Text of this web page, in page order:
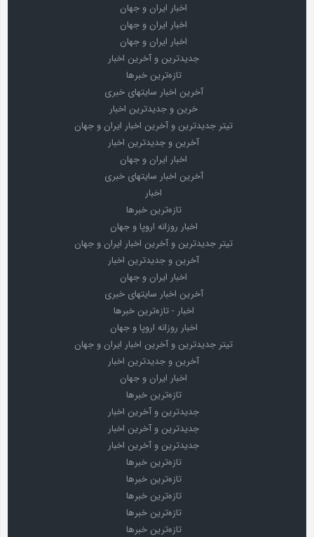
اخبار ایران و جهان
اخبار ایران و جهان
اخبار ایران و جهان
جدیدترین و آخرین اخبار
تازه‌ترین خبرها
آخرین اخبار سایتهای خبری
خرین و جدیدترین اخبار
تیتر جدیدترین و آخرین اخبار ایران و جهان
آخرین و جدیدترین اخبار
اخبار ایران و جهان
آخرین اخبار سایتهای خبری
اخبار
تازه‌ترین خبرها
اخبار روزانه اروپا و جهان
تیتر جدیدترین و آخرین اخبار ایران و جهان
آخرین و جدیدترین اخبار
اخبار ایران و جهان
آخرین اخبار سایتهای خبری
اخبار - تازه‌ترین خبرها
اخبار روزانه اروپا و جهان
تیتر جدیدترین و آخرین اخبار ایران و جهان
آخرین و جدیدترین اخبار
اخبار ایران و جهان
تازه‌ترین خبرها
جدیدترین و آخرین اخبار
جدیدترین و آخرین اخبار
جدیدترین و آخرین اخبار
تازه‌ترین خبرها
تازه‌ترین خبرها
تازه‌ترین خبرها
تازه‌ترین خبرها
تازه‌ترین خبرها